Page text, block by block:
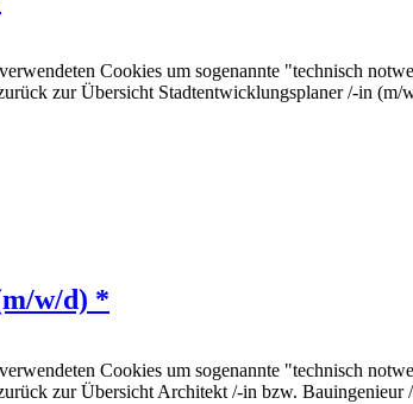
Cookies um sogenannte "technisch
zur Übersicht Stadtentwicklungsplaner /-in
w/d) *
Cookies um sogenannte "technisch
zur Übersicht Architekt /-in bzw.